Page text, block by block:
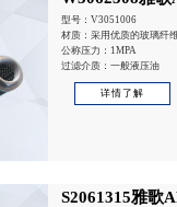
型号：V3051006
材质：采用优质的玻璃纤
公称压力：1MPA
过滤介质：一般液压油
详情了解
S2061315雅歌